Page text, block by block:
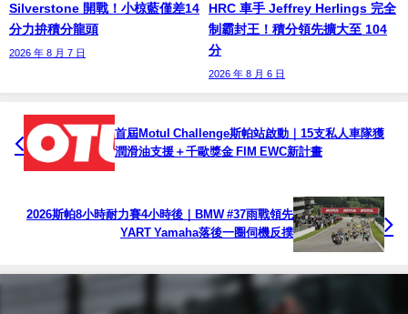
Silverstone 開戰！小椋藍僅差14
分力拚積分龍頭
2026 年 8 月 7 日
HRC 車手 Jeffrey Herlings 完全
制霸封王！積分領先擴大至 104
分
2026 年 8 月 6 日
首屆Motul Challenge斯帕站啟動｜15支私人車隊獲
潤滑油支援＋千歐獎金 FIM EWC新計畫
2026斯帕8小時耐力賽4小時後｜BMW #37雨戰領先
YART Yamaha落後一圈伺機反撲